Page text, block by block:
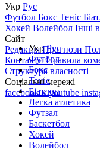
Укр Рус
Футбол Бокс Теніс
Хокей Волейбол Інші
Сайт
РедакціяПрогнози
КонтактиПравила
Структура власності
Соціальні мережі
facebookxyoutube
УкрРус
Футбол
Бокс
Теніс
Біатлон
Легка атлетика
Футзал
Баскетбол
Хокей
Волейбол